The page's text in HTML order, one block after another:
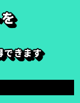
を
できます